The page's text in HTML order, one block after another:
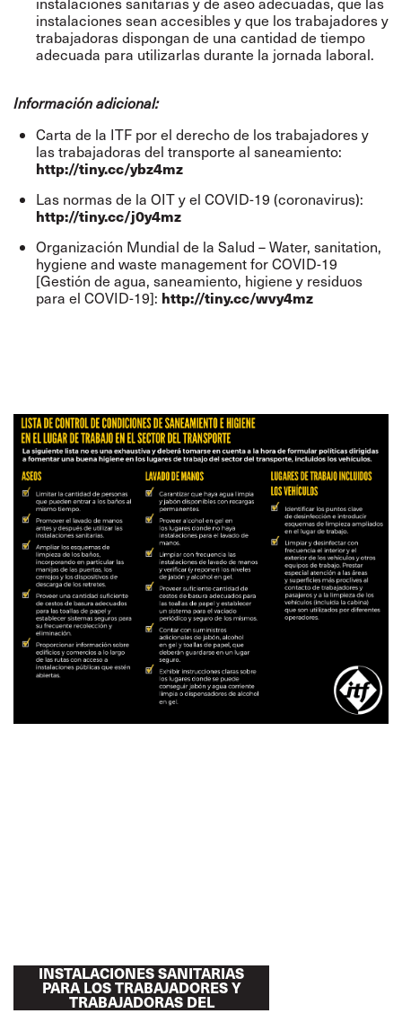
instalaciones sean accesibles y que los trabajadores y
trabajadoras dispongan de una cantidad de tiempo
adecuada para utilizarlas durante la jornada laboral.
Información adicional:
Carta de la ITF por el derecho de los trabajadores y
las trabajadoras del transporte al saneamiento:
http://tiny.cc/ybz4mz
Las normas de la OIT y el COVID-19 (coronavirus):
http://tiny.cc/j0y4mz
Organización Mundial de la Salud – Water, sanitation,
hygiene and waste management for COVID-19
[Gestión de agua, saneamiento, higiene y residuos
para el COVID-19]: http://tiny.cc/wvy4mz
INSTALACIONES SANITARIAS
PARA LOS TRABAJADORES Y
TRABAJADORAS DEL
TRANSPORTE